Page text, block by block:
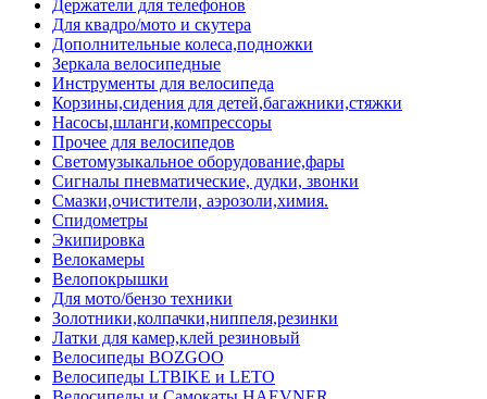
Держатели для телефонов
Для квадро/мото и скутера
Дополнительные колеса,подножки
Зеркала велосипедные
Инструменты для велосипеда
Корзины,сидения для детей,багажники,стяжки
Насосы,шланги,компрессоры
Прочее для велосипедов
Светомузыкальное оборудование,фары
Сигналы пневматические, дудки, звонки
Смазки,очистители, аэрозоли,химия.
Спидометры
Экипировка
Велокамеры
Велопокрышки
Для мото/бензо техники
Золотники,колпачки,ниппеля,резинки
Латки для камер,клей резиновый
Велосипеды BOZGOO
Велосипеды LTBIKE и LETO